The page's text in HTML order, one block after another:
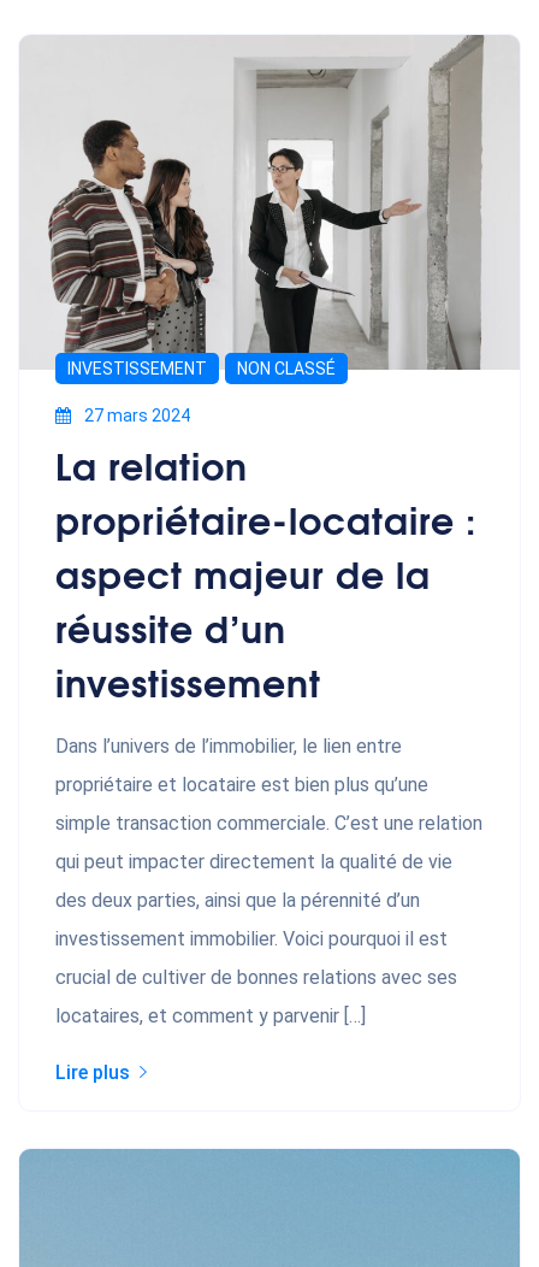
INVESTISSEMENT NON CLASSÉ
27 mars 2024
La relation
propriétaire-locataire :
aspect majeur de la
réussite d’un
investissement
Dans l’univers de l’immobilier, le lien entre
propriétaire et locataire est bien plus qu’une
simple transaction commerciale. C’est une relation
qui peut impacter directement la qualité de vie
des deux parties, ainsi que la pérennité d’un
investissement immobilier. Voici pourquoi il est
crucial de cultiver de bonnes relations avec ses
locataires, et comment y parvenir […]
Lire plus